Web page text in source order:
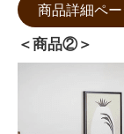
商品詳細ペー
＜商品②＞